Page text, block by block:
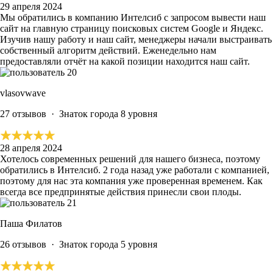
29 апреля 2024
Мы обратились в компанию Интелсиб с запросом вывести наш
сайт на главную страницу поисковых систем Google и Яндекс.
Изучив нашу работу и наш сайт, менеджеры начали выстраивать
собственный алгоритм действий. Еженедельно нам
предоставляли отчёт на какой позиции находится наш сайт.
vlasovwave
27 отзывов · Знаток города 8 уровня
28 апреля 2024
Хотелось современных решений для нашего бизнеса, поэтому
обратились в Интелсиб. 2 года назад уже работали с компанией,
поэтому для нас эта компания уже проверенная временем. Как
всегда все предпринятые действия принесли свои плоды.
Паша Филатов
26 отзывов · Знаток города 5 уровня